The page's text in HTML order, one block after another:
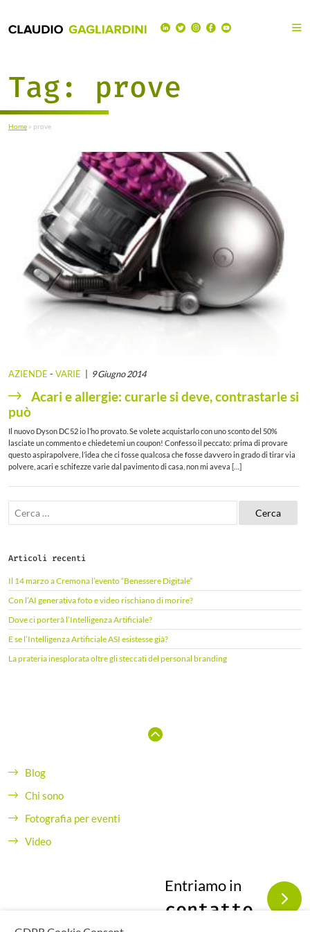
Tag: prove
Home » prove
AZIENDE - VARIE 9 Giugno 2014
Acari e allergie: curarle si deve, contrastarle si
può
Il nuovo Dyson DC52 io l’ho provato. Se volete acquistarlo con uno sconto del 50%
lasciate un commento e chiedetemi un coupon! Confesso il peccato: prima di provare
questo aspirapolvere, l’idea che ci fosse qualcosa che fosse davvero in grado di tirar via
polvere, acari e schifezze varie dal pavimento di casa, non mi aveva […]
r
a
p
e
r
:
Articoli recenti
Il 14 marzo a Cremona l’evento “Benessere Digitale”
Con l’AI generativa foto e video rischiano di morire?
Dove ci porterà l’Intelligenza Artificiale?
E se l’Intelligenza Artificiale ASI esistesse già?
La prateria inesplorata oltre gli steccati del personal branding
Blog
Chi sono
Fotografia per eventi
Video
Entriamo in
contatto